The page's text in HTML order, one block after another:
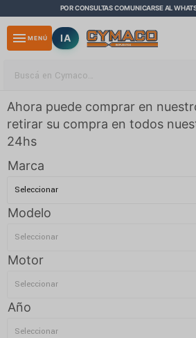
POR CONSULTAS COMUNICARSE AL
menu MENÚ IA
Ahora puede comprar en
retirar su compra en todos
24hs
Marca
Modelo
Motor
Año
close